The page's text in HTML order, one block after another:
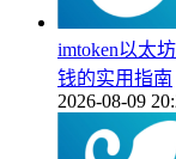
imtoken以太
钱的实用指南
2026-08-09